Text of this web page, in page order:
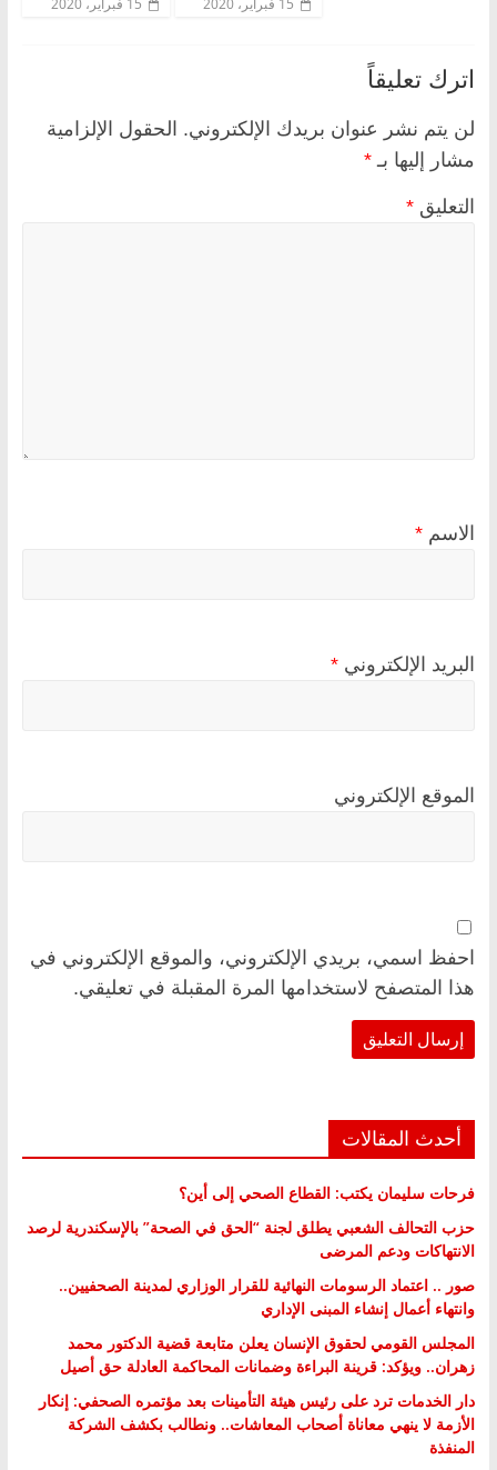
اترك تعليقاً
لن يتم نشر عنوان بريدك الإلكتروني. الحقول الإلزامية
مشار إليها بـ *
التعليق *
الاسم *
البريد الإلكتروني *
الموقع الإلكتروني
احفظ اسمي، بريدي الإلكتروني، والموقع الإلكتروني في
هذا المتصفح لاستخدامها المرة المقبلة في تعليقي.
أحدث المقالات
فرحات سليمان يكتب: القطاع الصحي إلى أين؟
حزب التحالف الشعبي يطلق لجنة “الحق في الصحة” بالإسكندرية لرصد
الانتهاكات ودعم المرضى
صور .. اعتماد الرسومات النهائية للقرار الوزاري لمدينة الصحفيين..
وانتهاء أعمال إنشاء المبنى الإداري
المجلس القومي لحقوق الإنسان يعلن متابعة قضية الدكتور محمد
زهران.. ويؤكد: قرينة البراءة وضمانات المحاكمة العادلة حق أصيل
دار الخدمات ترد على رئيس هيئة التأمينات بعد مؤتمره الصحفي: إنكار
الأزمة لا ينهي معاناة أصحاب المعاشات.. ونطالب بكشف الشركة
المنفذة